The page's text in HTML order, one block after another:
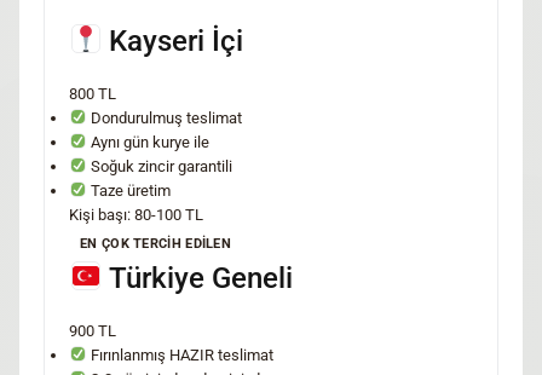
Kayseri İçi
800 TL
Dondurulmuş teslimat
Aynı gün kurye ile
Soğuk zincir garantili
Taze üretim
Kişi başı: 80-100 TL
EN ÇOK TERCİH EDİLEN
Türkiye Geneli
900 TL
Fırınlanmış HAZIR teslimat